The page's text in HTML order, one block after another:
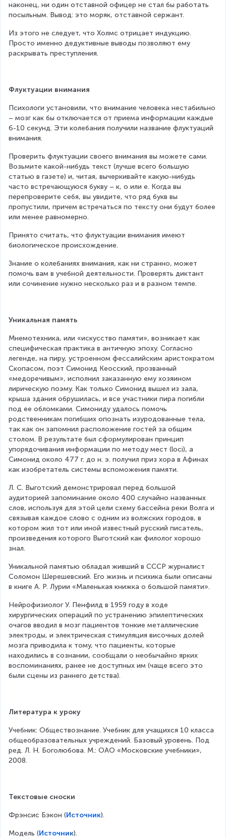
наконец, ни один отставной офицер не стал бы работать
посыльным. Вывод: это моряк, отставной сержант.
Из этого не следует, что Холмс отрицает индукцию.
Просто именно дедуктивные выводы позволяют ему
раскрывать преступления.
Флуктуации внимания
Психологи установили, что внимание человека нестабильно
– мозг как бы отключается от приема информации каждые
6-10 секунд. Эти колебания получили название флуктуаций
внимания.
Проверить флуктуации своего внимания вы можете сами.
Возьмите какой-нибудь текст (лучше всего большую
статью в газете) и, читая, вычеркивайте какую-нибудь
часто встречающуюся букву – к, о или е. Когда вы
перепроверите себя, вы увидите, что ряд букв вы
пропустили, причем встречаться по тексту они будут более
или менее равномерно.
Принято считать, что флуктуации внимания имеют
биологическое происхождение.
Знание о колебаниях внимания, как ни странно, может
помочь вам в учебной деятельности. Проверять диктант
или сочинение нужно несколько раз и в разном темпе.
Уникальная память
Мнемотехника, или «искусство памяти», возникает как
специфическая практика в античную эпоху. Согласно
легенде, на пиру, устроенном фессалийским аристократом
Скопасом, поэт Симонид Кеосский, прозванный
«медоречивым», исполнил заказанную ему хозяином
лирическую поэму. Как только Симонид вышел из зала,
крыша здания обрушилась, и все участники пира погибли
под ее обломками. Симониду удалось помочь
родственникам погибших опознать изуродованные тела,
так как он запомнил расположение гостей за общим
столом. В результате был сформулирован принцип
упорядочивания информации по методу мест (loci), а
Симонид около 477 г. до н. э. получил приз хора в Афинах
как изобретатель системы вспоможения памяти.
Л. С. Выготский демонстрировал перед большой
аудиторией запоминание около 400 случайно названных
слов, используя для этой цели схему бассейна реки Волга и
связывая каждое слово с одним из волжских городов, в
котором жил тот или иной известный русский писатель,
произведения которого Выготский как филолог хорошо
знал.
Уникальной памятью обладал живший в СССР журналист
Соломон Шерешевский. Его жизнь и психика были описаны
в книге А. Р. Лурии «Маленькая книжка о большой памяти».
Нейрофизиолог У. Пенфилд в 1959 году в ходе
хирургических операций по устранению эпилептических
очагов вводил в мозг пациентов тонкие металлические
электроды, и электрическая стимуляция височных долей
мозга приводила к тому, что пациенты, которые
находились в сознании, сообщали о необычайно ярких
воспоминаниях, ранее не доступных им (чаще всего это
были сцены из раннего детства).
Литература к уроку
Учебник: Обществознание. Учебник для учащихся 10 класса
общеобразовательных учреждений. Базовый уровень. Под
ред. Л. Н. Боголюбова. М.: ОАО «Московские учебники»,
2008.
Текстовые сноски
Фрэнсис Бэкон (Источник).
Модель (Источник).